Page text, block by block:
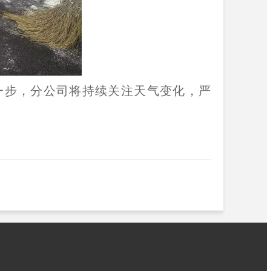
，分公司将持续关注天气变化，严